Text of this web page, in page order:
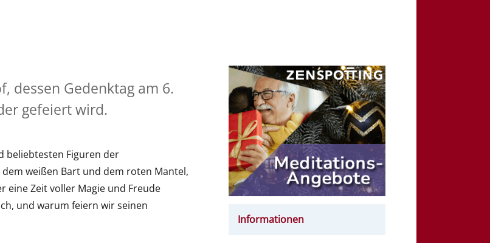
dessen Gedenktag am 6.
gefeiert wird.
beliebtesten Figuren der
weißen Bart und dem roten Mantel,
eine Zeit voller Magie und Freude
und warum feiern wir seinen
Informationen